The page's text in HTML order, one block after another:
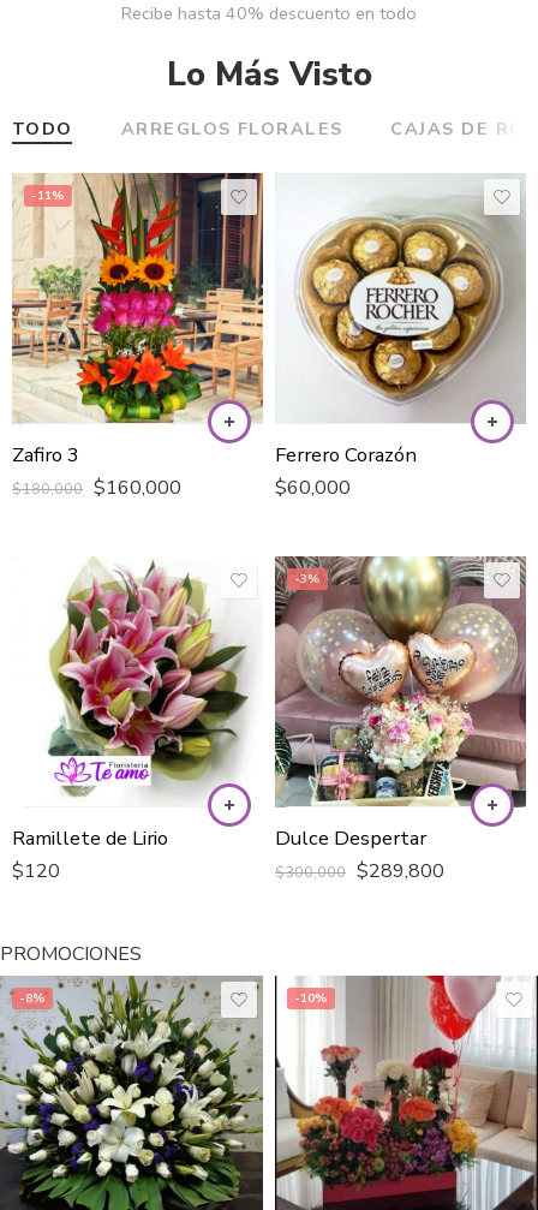
Recibe hasta 40% descuento en todo
Lo Más Visto
TODO ARREGLOS FLORALES CAJAS DE
Ferrero Corazón
$60,000
Dulce Despertar
$300,000
$199,800
Regalo Para el
$350,000
PROMOCIONES
-8% -10%